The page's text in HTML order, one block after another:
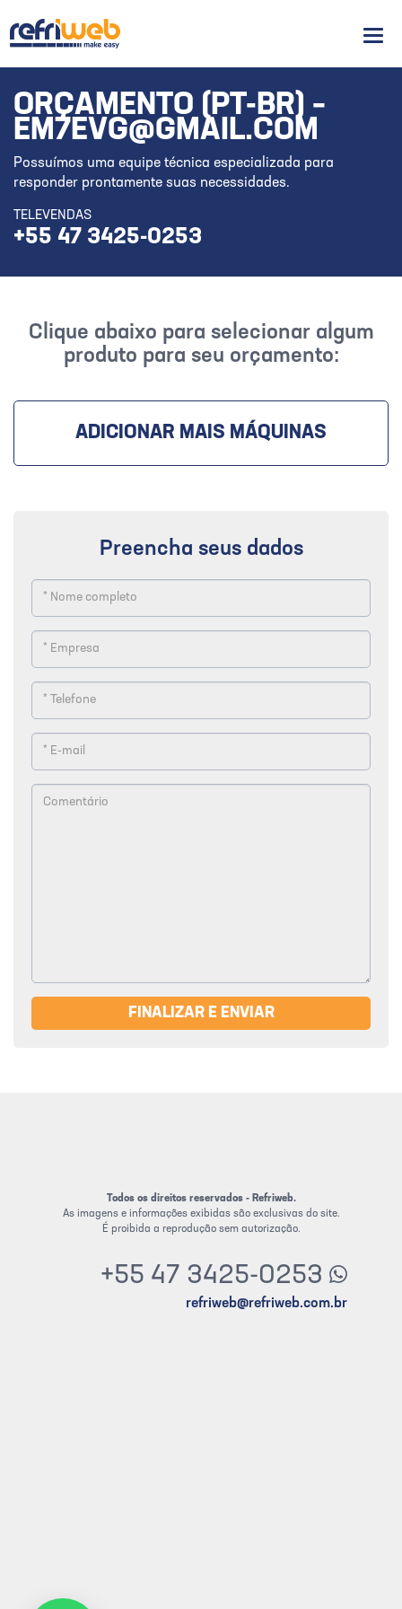
ORÇAMENTO (PT-BR) –
EM7EVG@GMAIL.COM
Possuímos uma equipe técnica especializada para
responder prontamente suas necessidades.
TELEVENDAS
+55 47 3425-0253
Clique abaixo para selecionar algum
produto para seu orçamento:
ADICIONAR MAIS MÁQUINAS
Preencha seus dados
FINALIZAR E ENVIAR
Todos os direitos reservados - Refriweb.
As imagens e informações exibidas são exclusivas do site.
É proibida a reprodução sem autorização.
+55 47 3425-0253
refriweb@refriweb.com.br